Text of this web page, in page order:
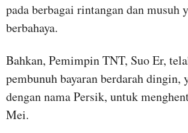
pada berbagai rintangan dan musuh
berbahaya.
Bahkan, Pemimpin TNT, Suo Er,
pembunuh bayaran berdarah dingin,
dengan nama Persik, untuk
Mei.